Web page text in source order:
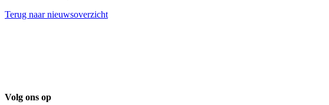
Terug naar nieuwsoverzicht
Volg ons op